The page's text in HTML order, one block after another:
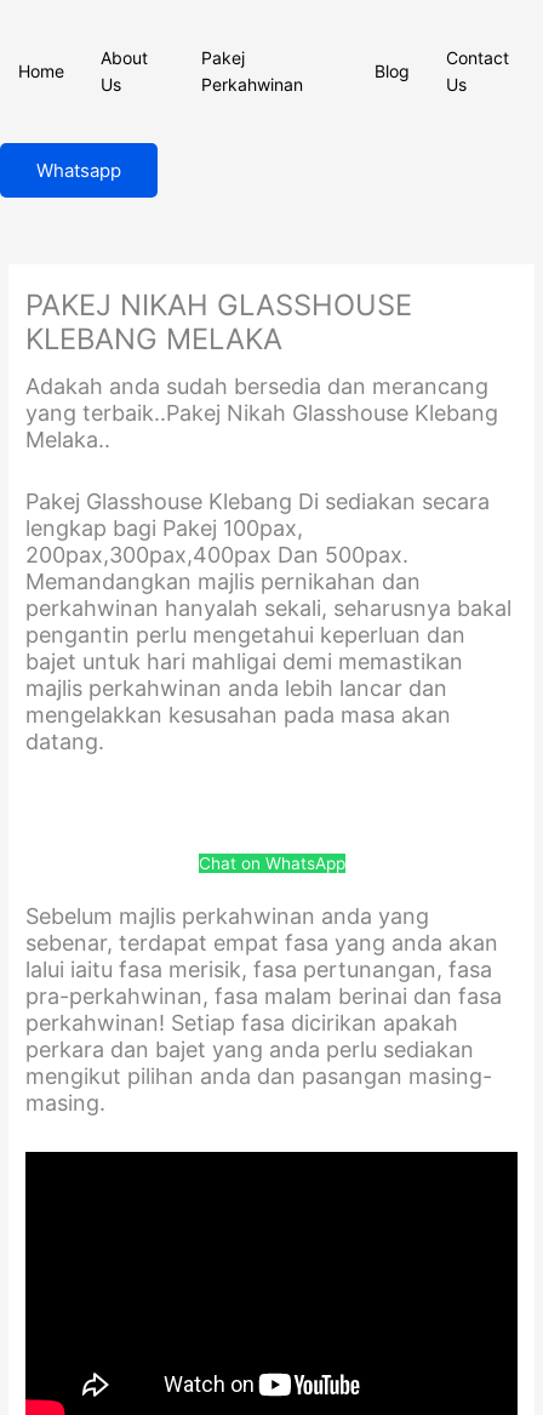
content
Home
About
Us
Pakej
Perkahwinan
Blog
Contact
Us
Whatsapp
PAKEJ NIKAH GLASSHOUSE
KLEBANG MELAKA
Adakah anda sudah bersedia dan merancang
yang terbaik..Pakej Nikah Glasshouse Klebang
Melaka..
Pakej Glasshouse Klebang Di sediakan secara
lengkap bagi Pakej 100pax,
200pax,300pax,400pax Dan 500pax.
Memandangkan majlis pernikahan dan
perkahwinan hanyalah sekali, seharusnya bakal
pengantin perlu mengetahui keperluan dan
bajet untuk hari mahligai demi memastikan
majlis perkahwinan anda lebih lancar dan
mengelakkan kesusahan pada masa akan
datang.
Chat on WhatsApp
Sebelum majlis perkahwinan anda yang
sebenar, terdapat empat fasa yang anda akan
lalui iaitu fasa merisik, fasa pertunangan, fasa
pra-perkahwinan, fasa malam berinai dan fasa
perkahwinan! Setiap fasa dicirikan apakah
perkara dan bajet yang anda perlu sediakan
mengikut pilihan anda dan pasangan masing-
masing.